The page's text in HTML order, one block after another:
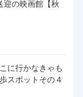
迎の映画館【秋
に行かなきゃも
スポットその４